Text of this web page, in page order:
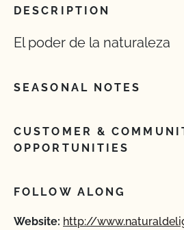
DESCRIPTION
El poder de la naturaleza
SEASONAL NOTES
CUSTOMER &
OPPORTUNITIES
FOLLOW ALONG
Website: http://